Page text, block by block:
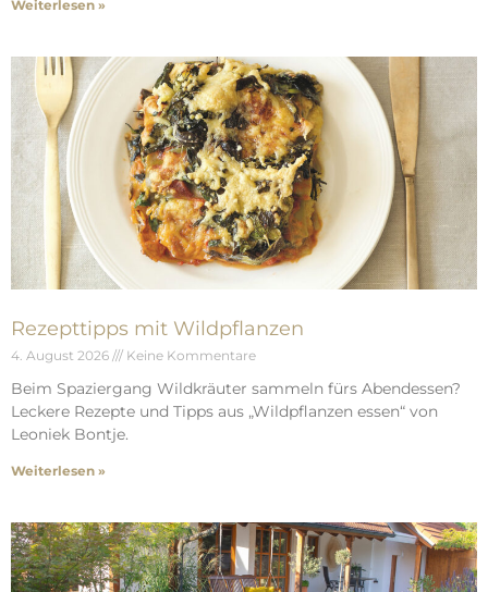
Weiterlesen »
Rezepttipps mit Wildpflanzen
4. August 2026 Keine Kommentare
Beim Spaziergang Wildkräuter sammeln fürs Abendessen?
Leckere Rezepte und Tipps aus „Wildpflanzen essen“ von
Leoniek Bontje.
Weiterlesen »